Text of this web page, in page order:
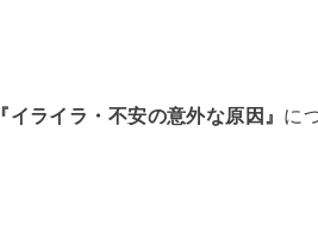
『イライラ・不安の意外な原因』 に